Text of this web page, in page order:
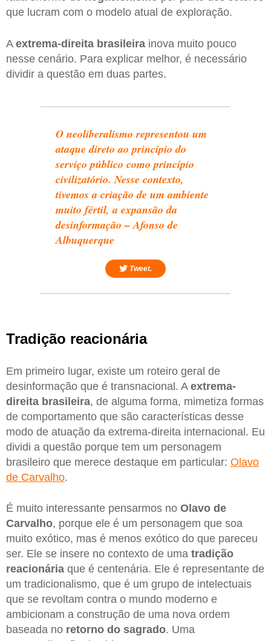
que lucram com o modelo atual de exploração.
A extrema-direita brasileira inova muito pouco
nesse cenário. Para explicar melhor, é necessário
dividir a questão em duas partes.
O neoliberalismo representou um
ataque direto ao princípio do
serviço público como princípio
civilizatório. Nesse contexto,
tivemos a criação de um ambiente
muito fértil, a expansão da
desinformação – Afonso de
Albuquerque
Tweet.
Tradição reacionária
Em primeiro lugar, existe um roteiro geral de
desinformação que é transnacional. A extrema-
direita brasileira, de alguma forma, mimetiza formas
de comportamento que são características desse
modo de atuação da extrema-direita internacional. Eu
dividi a questão porque tem um personagem
brasileiro que merece destaque em particular: Olavo
de Carvalho.
É muito interessante pensarmos no Olavo de
Carvalho, porque ele é um personagem que soa
muito exótico, mas é menos exótico do que pareceu
ser. Ele se insere no contexto de uma tradição
reacionária que é centenária. Ele é representante de
um tradicionalismo, que é um grupo de intelectuais
que se revoltam contra o mundo moderno e
ambicionam a construção de uma nova ordem
baseada no retorno do sagrado. Uma